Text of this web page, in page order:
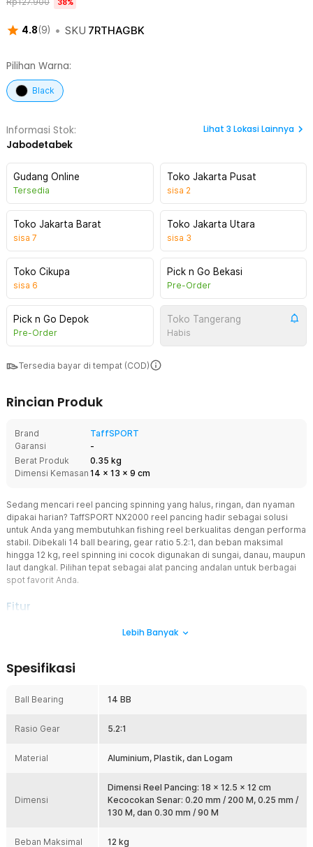
4.8(9) • SKU 7RTHAGBK
38%
Pilihan Warna:
Black
Informasi Stok:
Jabodetabek
Lihat 3 Lokasi Lainnya
Gudang Online
Tersedia
Toko Jakarta Pusat
sisa 2
Toko Jakarta Barat
sisa 7
Toko Jakarta Utara
sisa 3
Toko Cikupa
sisa 6
Pick n Go Bekasi
Pre-Order
Pick n Go Depok
Pre-Order
Toko Tangerang
Habis
Tersedia bayar di tempat (COD)
Rincian Produk
Brand
TaffSPORT
Garansi
-
Berat Produk
0.35 kg
Dimensi Kemasan 14 x 13 x 9 cm
Sedang mencari reel pancing spinning yang halus, ringan, dan nyaman
dipakai harian? TaffSPORT NX2000 reel pancing hadir sebagai solusi
untuk Anda yang membutuhkan fishing reel berkualitas dengan performa
stabil. Dibekali 14 ball bearing, gear ratio 5.2:1, dan beban maksimal
hingga 12 kg, reel spinning ini cocok digunakan di sungai, danau, maupun
laut dangkal. Pilihan tepat sebagai alat pancing andalan untuk berbagai
spot favorit Anda.
Fitur
spinning ini memiliki rasio gear 5.2:1 yang memungkinkan Anda
setiap kali Anda memutar pegangan dalam satu putaran penuh.
Sistem ini membuat fishing reel lebih responsif saat retrieve dan
Reel pancing ini dapat menampung senar pancing dengan panjang
tali 0.20 mm / 200 M, 0.25 mm / 130 M, dan 0.30 mm / 90 M.
harian. Anda dapat menyesuaikan line sesuai target ikan dan lokasi
memancing.
Reel pancing ini terbuat dari perpaduan material aluminium, plastik,
Lebih Banyak
Spesifikasi
Ball Bearing 14 BB
Rasio Gear 5.2:1
Material Aluminium, Plastik, dan Logam
Dimensi
Dimensi Reel Pancing: 18 x 12.5 x 12 cm
Kecocokan Senar: 0.20 mm / 200 M, 0.25 mm /
130 M, dan 0.30 mm / 90 M
Beban Maksimal 12 kg